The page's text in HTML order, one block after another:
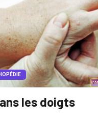
les doigts